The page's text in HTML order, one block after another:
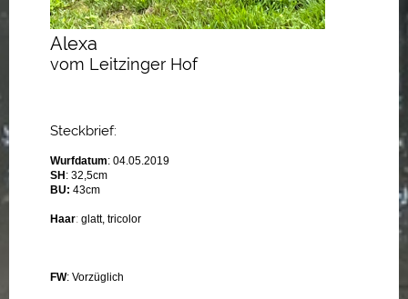
Alexa
vom Leitzinger Hof
Steckbrief:
Wurfdatum: 04.05.2019
SH : 32,5cm
BU: 43cm
Haar: glatt, tricolor
FW: Vorzüglich